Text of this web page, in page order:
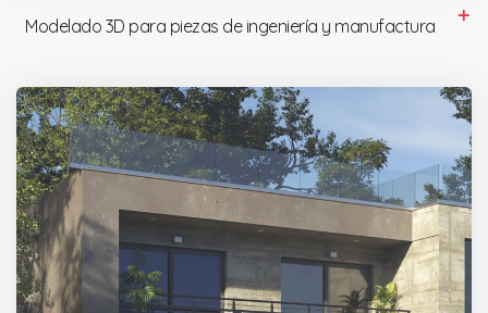
Modelado 3D para piezas de ingeniería y manufactura